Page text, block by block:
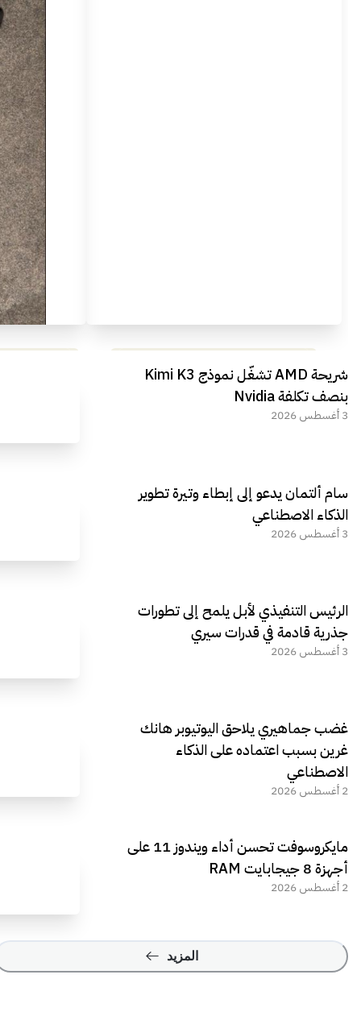
مراجعة شاملة لعملاق الألعاب
الجديد REDMAGIC 11 AIR
شريحة AMD تشغّل نموذج Kimi K3
بنصف تكلفة Nvidia
3 أغسطس 2026
سام ألتمان يدعو إلى إبطاء وتيرة تطوير
الذكاء الاصطناعي
3 أغسطس 2026
الرئيس التنفيذي لأبل يلمح إلى تطورات
جذرية قادمة في قدرات سيري
3 أغسطس 2026
غضب جماهيري يلاحق اليوتيوبر هانك
غرين بسبب اعتماده على الذكاء
الاصطناعي
2 أغسطس 2026
مايكروسوفت تحسن أداء ويندوز 11 على
أجهزة 8 جيجابايت RAM
2 أغسطس 2026
المزيد